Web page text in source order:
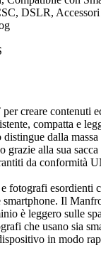
DSLR,
creare contenuti
compatta e
dalla massa
grazie alla sua
da conformità
fotografi esordienti
Il
è leggero sulle
che usano sia
in modo